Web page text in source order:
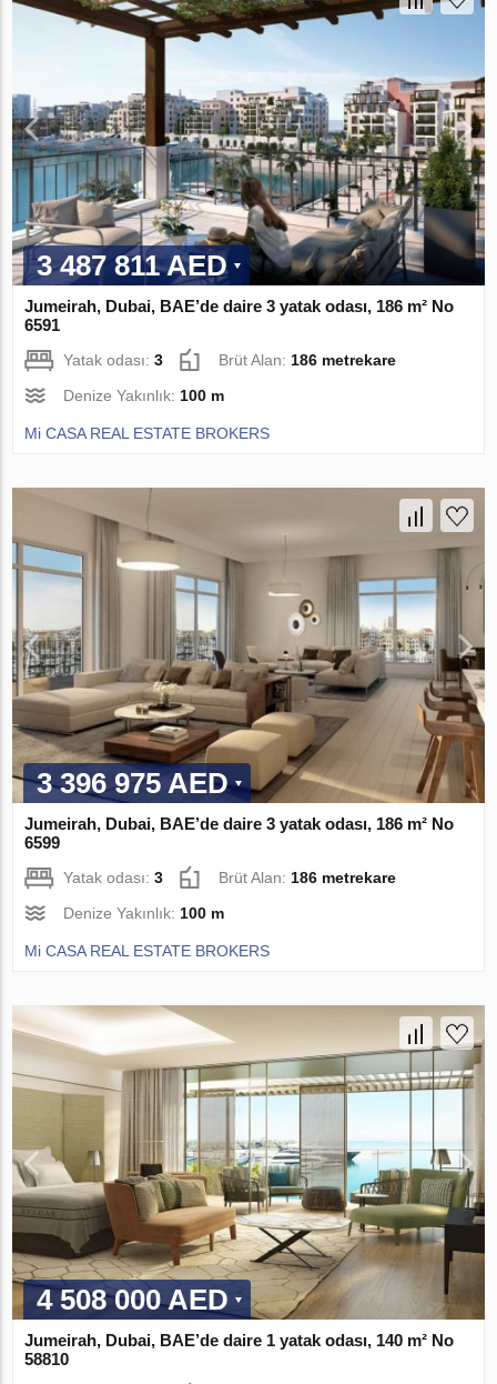
3 487 811 AED
Jumeirah, Dubai, BAE’de daire 3 yatak odası, 186 m² No
6591
Yatak odası:3 Brüt Alan: 186 metrekare
Denize Yakınlık: 100 m
Mi CASA REAL ESTATE BROKERS
3 396 975 AED
Jumeirah, Dubai, BAE’de daire 3 yatak odası, 186 m² No
6599
Yatak odası:3 Brüt Alan: 186 metrekare
Denize Yakınlık: 100 m
Mi CASA REAL ESTATE BROKERS
4 508 000 AED
Jumeirah, Dubai, BAE’de daire 1 yatak odası, 140 m² No
58810